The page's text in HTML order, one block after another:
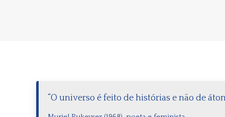
“O universo é feito de histórias e não de